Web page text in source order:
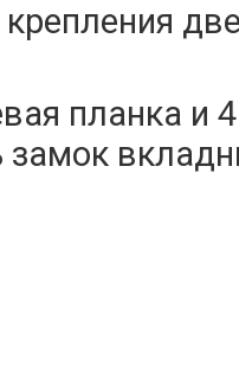
планка и
замок